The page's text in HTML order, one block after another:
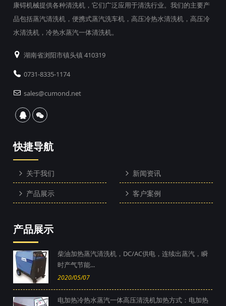
康锝机械提供各种清洗机，它们广泛应用于清洗行业。我们的主要产
品包括蒸汽清洗机，便携式蒸汽洗车机，高压冷热水清洗机，高压冷
水清洗机，冷热水蒸汽一体清洗机。
湖南省浏阳市镇头镇 410319
0731-8335-1174
sales@cumond.net
快捷导航
关于我们 新闻资讯
产品展示 客户案例
产品展示
柴油加热蒸汽清洗机，DC/AC供电，连续出蒸汽，瞬
时产气节能...
2020/05/07
电加热冷热水蒸汽一体高压清洗机加热方式：电加热